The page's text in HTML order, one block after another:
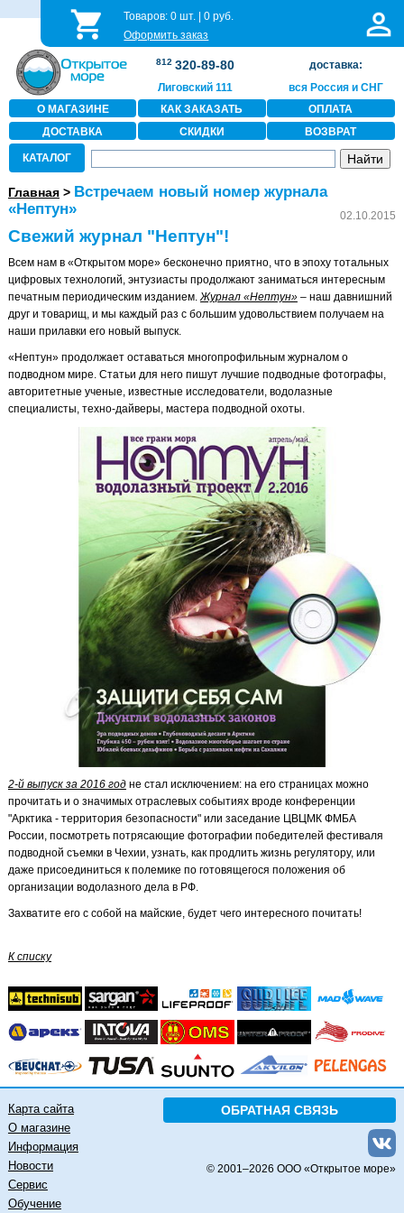
Товаров:0 шт. |0 руб.
Оформить заказ
812 320-89-80
Лиговский 111
доставка:
вся Россия и СНГ
О МАГАЗИНЕ
КАК ЗАКАЗАТЬ
ОПЛАТА
ДОСТАВКА
СКИДКИ ВОЗВРАТ
КАТАЛОГ
Главная> Встречаем новый номер журнала
«Нептун»
02.10.2015
Свежий журнал "Нептун"!
Всем нам в «Открытом море» бесконечно приятно, что в эпоху тотальных
цифровых технологий, энтузиасты продолжают заниматься интересным
печатным периодическим изданием.Журнал «Нептун»– наш давнишний
друг и товарищ, и мы каждый раз с большим удовольствием получаем на
наши прилавки его новый выпуск.
«Нептун» продолжает оставаться многопрофильным журналом о
подводном мире. Статьи для него пишут лучшие подводные фотографы,
авторитетные ученые, известные исследователи, водолазные
специалисты, техно-дайверы, мастера подводной охоты.
2-й выпуск за 2016 годне стал исключением: на его страницах можно
прочитать и о значимых отраслевых событиях вроде конференции
"Арктика - территория безопасности" или заседание ЦВЦМК ФМБА
России, посмотреть потрясающие фотографии победителей фестиваля
подводной съемки в Чехии, узнать, как продлить жизнь регулятору, или
даже присоединиться к полемике по готовящегося положения об
организации водолазного дела в РФ.
Захватите его с собой на майские, будет чего интересного почитать!
К списку
ОБРАТНАЯ СВЯЗЬ
© 2001–2026 ООО «Открытое море»
Карта сайта
О магазине
Информация
Новости
Сервис
Обучение